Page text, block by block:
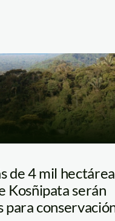
de 4 mil
Kosñipata serán
para